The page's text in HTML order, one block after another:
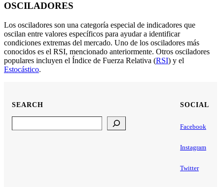
OSCILADORES
Los osciladores son una categoría especial de indicadores que
oscilan entre valores específicos para ayudar a identificar
condiciones extremas del mercado. Uno de los osciladores más
conocidos es el RSI, mencionado anteriormente. Otros osciladores
populares incluyen el Índice de Fuerza Relativa (RSI) y el
Estocástico.
SEARCH SOCIAL
Facebook
Instagram
Twitter